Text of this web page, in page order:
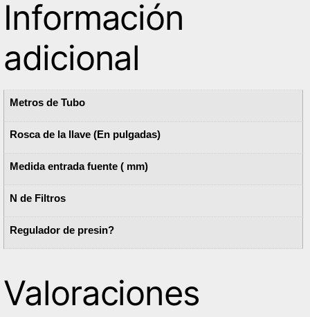
Información
adicional
Metros de Tubo
Rosca de la llave (En pulgadas)
Medida entrada fuente ( mm)
N de Filtros
Regulador de presin?
Valoraciones